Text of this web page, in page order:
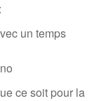
un temps
ce soit pour la